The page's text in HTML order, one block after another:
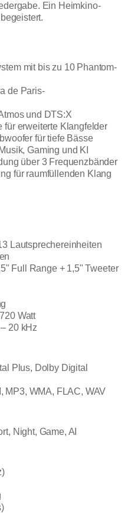
Ein Heimkino-
mit bis zu 10 Phantom-
de Paris-
und DTS:X
für erweiterte Klangfelder
für tiefe Bässe
Gaming und KI
über 3 Frequenzbänder
für raumfüllenden Klang
Lautsprechereinheiten
Full Range + 1,5" Tweeter
Watt
20 kHz
Plus, Dolby Digital
MP3, WMA, FLAC, WAV
Night, Game, AI